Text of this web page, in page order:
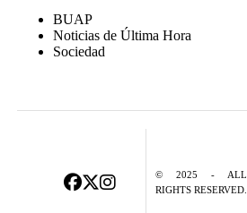
BUAP
Noticias de Última Hora
Sociedad
© 2025 - ALL
RIGHTS RESERVED.